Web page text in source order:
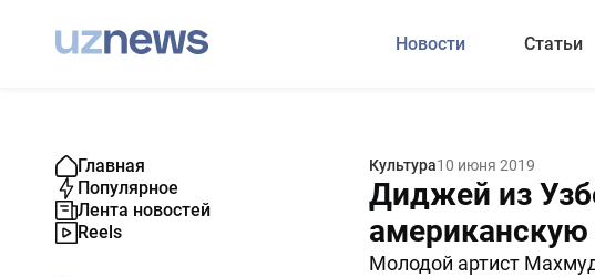
Новости Статьи
Главная
Популярное
Лента новостей
Reels
Культура10 июня 2019
Диджей из
американскую
Молодой артист